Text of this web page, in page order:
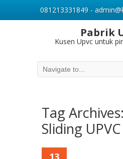
Pabrik
Kusen Upvc untuk
Tag Archives:
Sliding UPVC
13
081213331849 -